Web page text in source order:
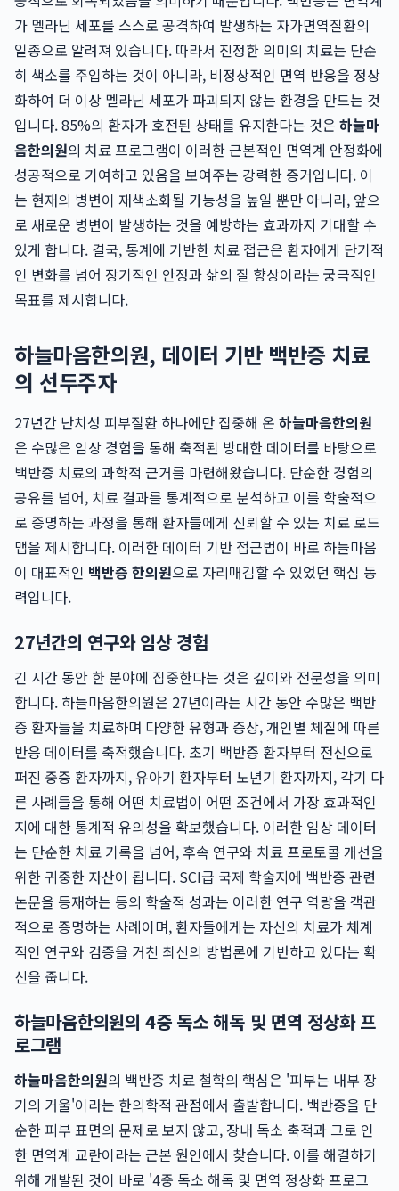
가 멜라닌 세포를 스스로 공격하여 발생하는 자가면역질환의
일종으로 알려져 있습니다. 따라서 진정한 의미의 치료는 단순
히 색소를 주입하는 것이 아니라, 비정상적인 면역 반응을 정상
화하여 더 이상 멜라닌 세포가 파괴되지 않는 환경을 만드는 것
입니다. 85%의 환자가 호전된 상태를 유지한다는 것은 하늘마
음한의원의 치료 프로그램이 이러한 근본적인 면역계 안정화에
성공적으로 기여하고 있음을 보여주는 강력한 증거입니다. 이
는 현재의 병변이 재색소화될 가능성을 높일 뿐만 아니라, 앞으
로 새로운 병변이 발생하는 것을 예방하는 효과까지 기대할 수
있게 합니다. 결국, 통계에 기반한 치료 접근은 환자에게 단기적
인 변화를 넘어 장기적인 안정과 삶의 질 향상이라는 궁극적인
목표를 제시합니다.
하늘마음한의원, 데이터 기반 백반증 치료
의 선두주자
27년간 난치성 피부질환 하나에만 집중해 온 하늘마음한의원
은 수많은 임상 경험을 통해 축적된 방대한 데이터를 바탕으로
백반증 치료의 과학적 근거를 마련해왔습니다. 단순한 경험의
공유를 넘어, 치료 결과를 통계적으로 분석하고 이를 학술적으
로 증명하는 과정을 통해 환자들에게 신뢰할 수 있는 치료 로드
맵을 제시합니다. 이러한 데이터 기반 접근법이 바로 하늘마음
이 대표적인 백반증 한의원으로 자리매김할 수 있었던 핵심 동
력입니다.
27년간의 연구와 임상 경험
긴 시간 동안 한 분야에 집중한다는 것은 깊이와 전문성을 의미
합니다. 하늘마음한의원은 27년이라는 시간 동안 수많은 백반
증 환자들을 치료하며 다양한 유형과 증상, 개인별 체질에 따른
반응 데이터를 축적했습니다. 초기 백반증 환자부터 전신으로
퍼진 중증 환자까지, 유아기 환자부터 노년기 환자까지, 각기 다
른 사례들을 통해 어떤 치료법이 어떤 조건에서 가장 효과적인
지에 대한 통계적 유의성을 확보했습니다. 이러한 임상 데이터
는 단순한 치료 기록을 넘어, 후속 연구와 치료 프로토콜 개선을
위한 귀중한 자산이 됩니다. SCI급 국제 학술지에 백반증 관련
논문을 등재하는 등의 학술적 성과는 이러한 연구 역량을 객관
적으로 증명하는 사례이며, 환자들에게는 자신의 치료가 체계
적인 연구와 검증을 거친 최신의 방법론에 기반하고 있다는 확
신을 줍니다.
하늘마음한의원의 4중 독소 해독 및 면역 정상화 프
로그램
하늘마음한의원의 백반증 치료 철학의 핵심은 '피부는 내부 장
기의 거울'이라는 한의학적 관점에서 출발합니다. 백반증을 단
순한 피부 표면의 문제로 보지 않고, 장내 독소 축적과 그로 인
한 면역계 교란이라는 근본 원인에서 찾습니다. 이를 해결하기
위해 개발된 것이 바로 '4중 독소 해독 및 면역 정상화 프로그